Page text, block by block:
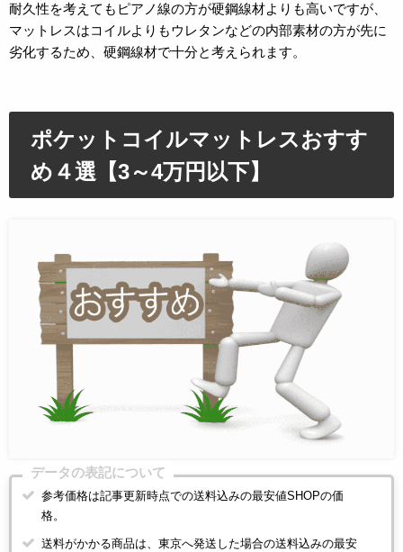
耐久性を考えてもピアノ線の方が硬鋼線材よりも高いですが、
マットレスはコイルよりもウレタンなどの内部素材の方が先に
劣化するため、硬鋼線材で十分と考えられます。
ポケットコイルマットレスおすす
め４選【3～4万円以下】
データの表記について
参考価格は記事更新時点での送料込みの最安値SHOPの価
格。
送料がかかる商品は、東京へ発送した場合の送料込みの最安